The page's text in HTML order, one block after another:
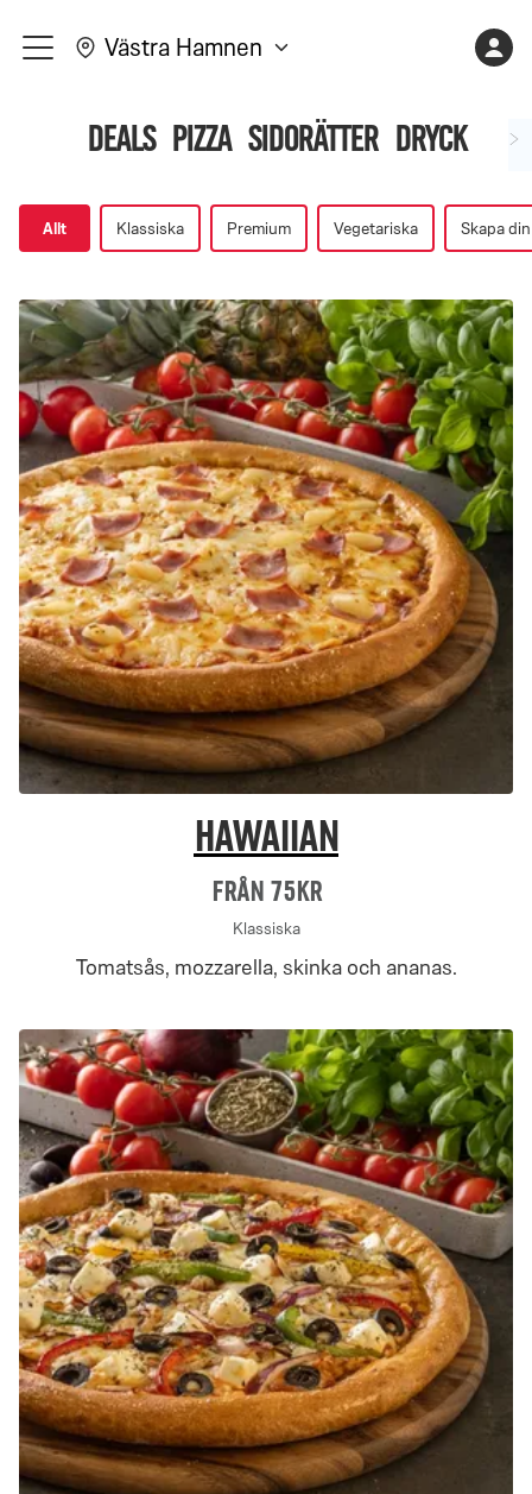
meny Västra Hamnen
Shopping
side,
få
varene
dine
Deals Pizza Sidorätter Dryck
upperSubCategory
Allt Klassiska Premium Vegetariska Skapa
Hawaiian
Från 75Kr
Klassiska
Tomatsås, mozzarella, skinka och ananas.